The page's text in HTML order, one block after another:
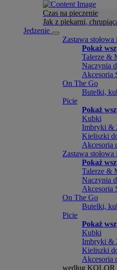
Czas na pieczenie
Jak z piekarni,
Jedzenie
Zastawa
Pokaż
Talerze &
Naczynia
Akcesoria
On The Go
Butelki,
Picie
Pokaż
Kubki
Imbryki &
Kieliszki
Akcesoria
Zastawa
Pokaż
Talerze &
Naczynia
Akcesoria
On The Go
Butelki,
Picie
Pokaż
Kubki
Imbryki &
Kieliszki
Akcesoria
według KOLOR